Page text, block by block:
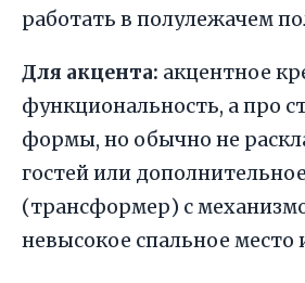
работать в полулежачем
Для акцента: акцентное
функциональность, а про
формы, но обычно не
гостей или
(трансформер) с
невысокое спальное место